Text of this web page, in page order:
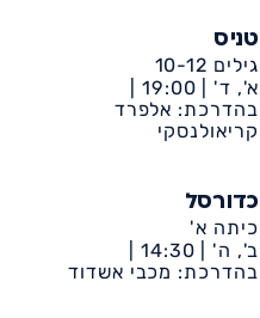
טניס
גילים 10-12
א', ד' | 19:00 |
דיונה-ביה״ס שקד
בהדרכת: אלפרד
קריאולנסקי
כדורסל
כיתה א'
ב', ה' | 14:30 |
דיונה-ביה״ס אמירים
בהדרכת: מכבי אשדוד